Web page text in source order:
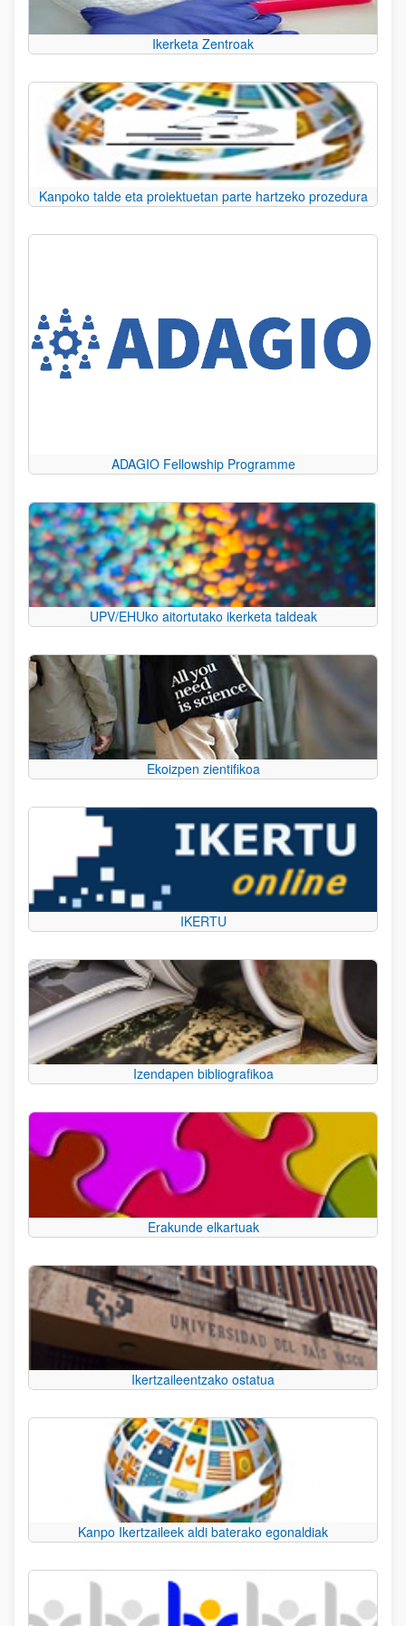
Ikerketa Zentroak
Kanpoko talde eta proiektuetan parte hartzeko prozedura
ADAGIO Fellowship Programme
UPV/EHUko aitortutako ikerketa taldeak
Ekoizpen zientifikoa
IKERTU
Izendapen bibliografikoa
Erakunde elkartuak
Ikertzaileentzako ostatua
Kanpo Ikertzaileek aldi baterako egonaldiak